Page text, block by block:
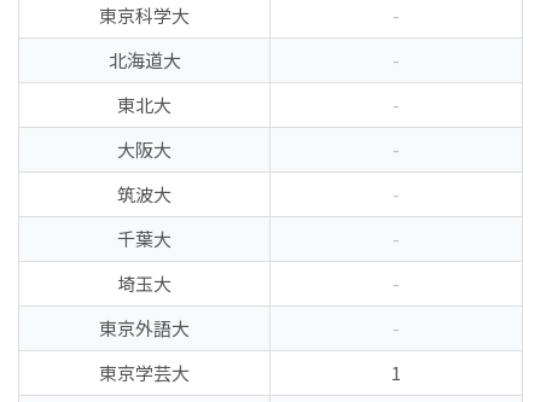
東京科学大
-
北海道大
-
東北大
-
大阪大
-
筑波大
-
千葉大
-
埼玉大
-
東京外語大
-
東京学芸大
1